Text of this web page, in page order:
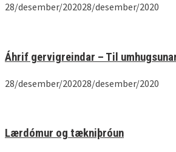
28/desember/202028/desember/2020
Áhrif gervigreindar – Til
28/desember/202028/desember/2020
Lærdómur og tækniþróun